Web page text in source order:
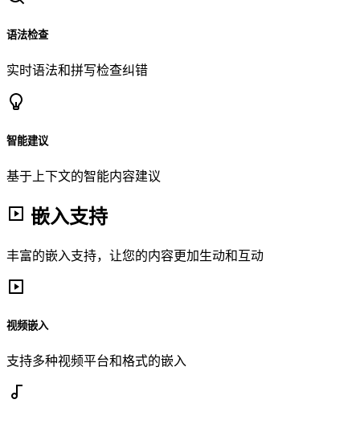
语法检查
实时语法和拼写检查纠错
智能建议
基于上下文的智能内容建议
嵌入支持
丰富的嵌入支持，让您的内容更加生动和互动
视频嵌入
支持多种视频平台和格式的嵌入